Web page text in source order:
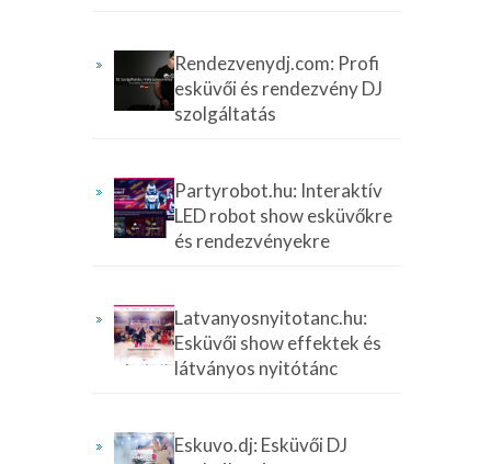
Rendezvenydj.com: Profi
esküvői és rendezvény DJ
szolgáltatás
Partyrobot.hu: Interaktív
LED robot show esküvőkre
és rendezvényekre
Latvanyosnyitotanc.hu:
Esküvői show effektek és
látványos nyitótánc
Eskuvo.dj: Esküvői DJ